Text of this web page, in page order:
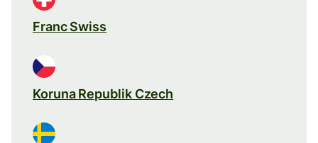
Franc Swiss
Koruna Republik Czech